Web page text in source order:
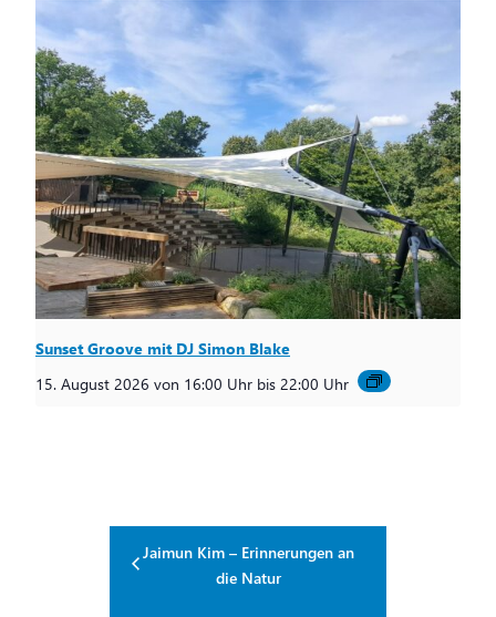
Sunset Groove mit DJ Simon Blake
15. August 2026 von 16:00 Uhr bis 22:00 Uhr
Jaimun Kim – Erinnerungen an
die Natur